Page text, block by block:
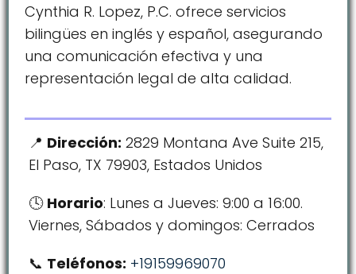
Cynthia R. Lopez, P.C. ofrece servicios
bilingües en inglés y español, asegurando
una comunicación efectiva y una
representación legal de alta calidad.
Dirección: 2829 Montana Ave Suite 215,
El Paso, TX 79903, Estados Unidos
Horario: Lunes a Jueves: 9:00 a 16:00.
Viernes, Sábados y domingos: Cerrados
Teléfonos: +19159969070